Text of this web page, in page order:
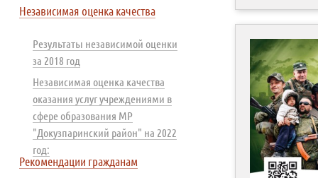
Независимая оценка качества
Результаты независимой оценки
за 2018 год
Независимая оценка качества
оказания услуг учреждениями в
сфере образования МР
"Докузпаринский район" на 2022
год:
Рекомендации гражданам